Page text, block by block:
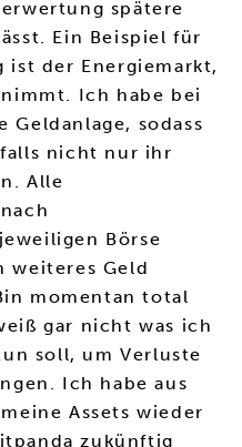
spätere
Ein Beispiel für
ist der Energiemarkt,
Ich habe bei
Geldanlage, sodass
nicht nur ihr
Alle
Börse
weiteres Geld
momentan total
gar nicht was ich
soll, um Verluste
Ich habe aus
Assets wieder
zukünftig